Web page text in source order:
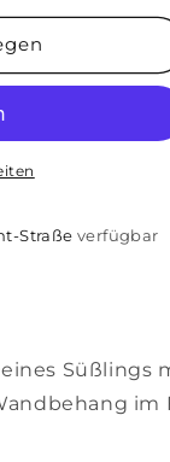
Straße verfügbar
Süßlings
im